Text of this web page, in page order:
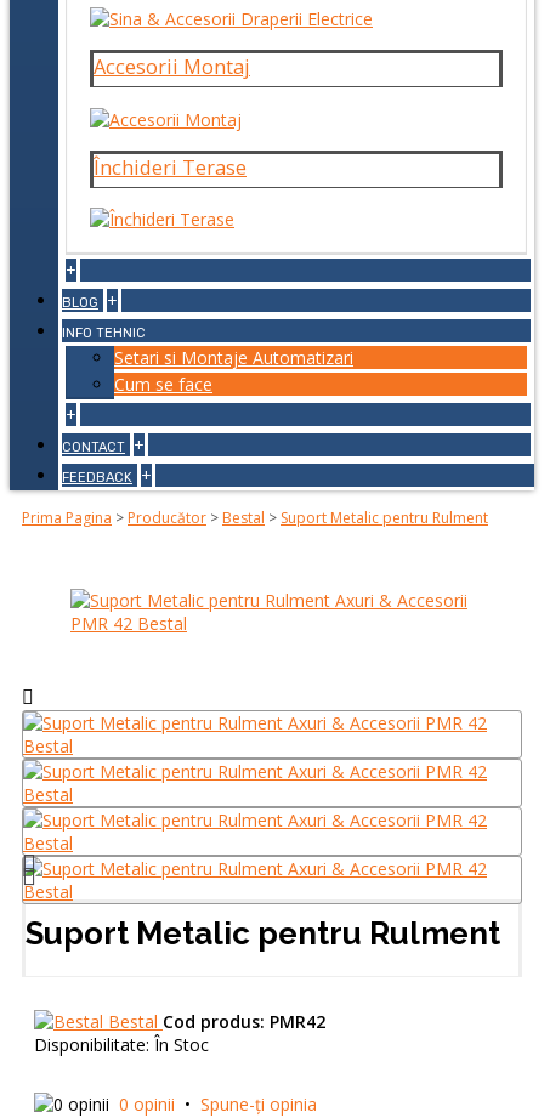
Accesorii Montaj
Închideri Terase
+
BLOG +
INFO TEHNIC
Setari si Montaje Automatizari
Cum se face
+
CONTACT +
FEEDBACK +
Prima Pagina > Producător > Bestal > Suport Metalic pentru Rulment
Suport Metalic pentru Rulment
Bestal Cod produs: PMR42
Disponibilitate: În Stoc
0 opinii • Spune-ţi opinia